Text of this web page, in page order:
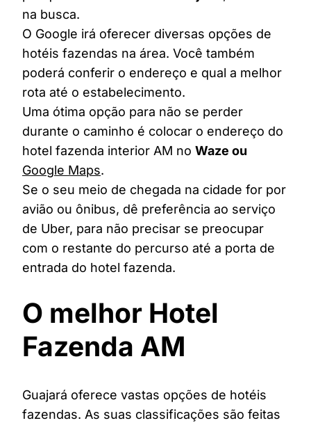
na busca.
O Google irá oferecer diversas opções de
hotéis fazendas na área. Você também
poderá conferir o endereço e qual a melhor
rota até o estabelecimento.
Uma ótima opção para não se perder
durante o caminho é colocar o endereço do
hotel fazenda interior AM no Waze ou
Google Maps.
Se o seu meio de chegada na cidade for por
avião ou ônibus, dê preferência ao serviço
de Uber, para não precisar se preocupar
com o restante do percurso até a porta de
entrada do hotel fazenda.
O melhor Hotel
Fazenda AM
Guajará oferece vastas opções de hotéis
fazendas. As suas classificações são feitas